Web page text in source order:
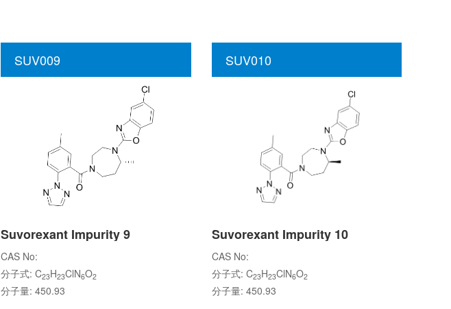
SUV009
Suvorexant Impurity 9
CAS No:
分子式: C23H23ClN6O2
分子量: 450.93
SUV010
Suvorexant Impurity 10
CAS No:
分子式: C23H23ClN6O2
分子量: 450.93